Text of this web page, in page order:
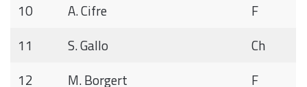
10
A. Cifre
F
11
S. Gallo
Ch
12
M. Borgert
F